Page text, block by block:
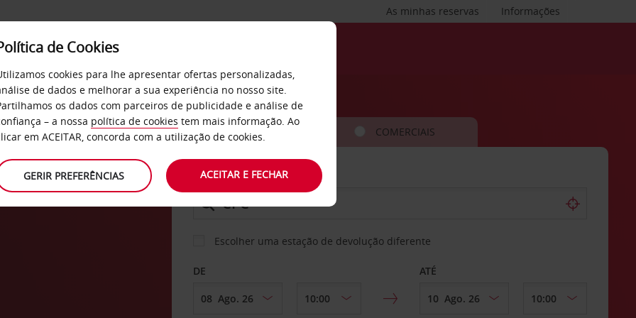
Informações
As minhas reservas
SERVIÇOS EMPRESAS
CARRO COMERCIAIS
LEVANTAR EM
Escolher uma estação de devolução diferente
DE ATÉ
de Cookies
cookies para lhe apresentar ofertas personalizadas,
de dados e melhorar a sua experiência no nosso site.
os dados com parceiros de publicidade e análise de
– a nossa política de cookies tem mais informação. Ao
em ACEITAR, concorda com a utilização de cookies.
GERIR PREFERÊNCIAS ACEITAR E FECHAR